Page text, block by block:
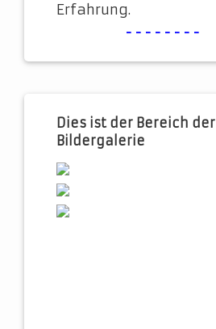
Erfahrung.
--------
Dies ist der Bereich der
Bildergalerie